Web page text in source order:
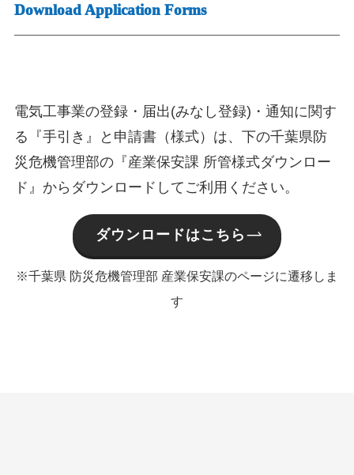
Download Application Forms
電気工事業の登録・届出(みなし登録)・通知に関す
る『手引き』と申請書（様式）は、下の千葉県防
災危機管理部の『産業保安課 所管様式ダウンロー
ド』からダウンロードしてご利用ください。
ダウンロードはこちら
※千葉県 防災危機管理部 産業保安課のページに遷移しま
す